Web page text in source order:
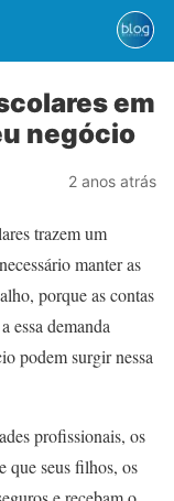
em
negócio
2 anos atrás
trazem um
manter as
porque as contas
essa demanda
podem surgir nessa
profissionais, os
que seus filhos, os